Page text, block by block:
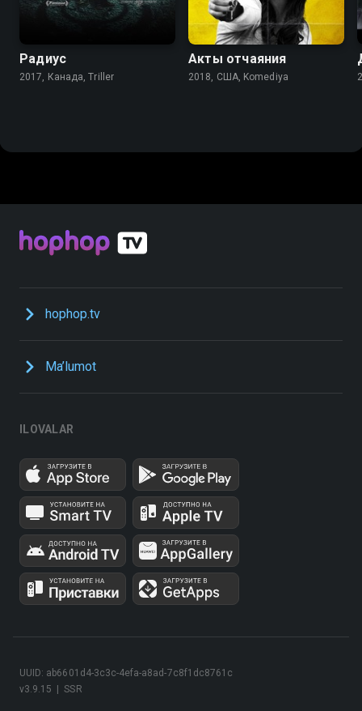
Радиус
2017, Канада, Triller
Акты отчаяния
2018, США, Komediya
hophop.tv
Ma’lumot
ILOVALAR
v3.9.15 SSR
UUID: ab6601d4-3c3c-4efa-a8ad-7c8f1dc8761c